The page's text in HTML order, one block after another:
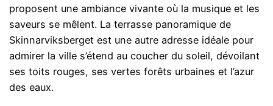
proposent une ambiance vivante où la musique et les
saveurs se mêlent. La terrasse panoramique de
Skinnarviksberget est une autre adresse idéale pour
admirer la ville s’étend au coucher du soleil, dévoilant
ses toits rouges, ses vertes forêts urbaines et l’azur
des eaux.